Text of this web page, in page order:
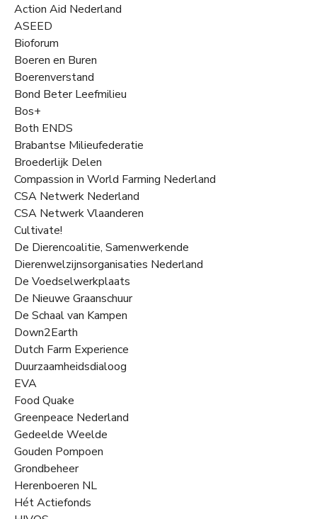
Action Aid Nederland
ASEED
Bioforum
Boeren en Buren
Boerenverstand
Bond Beter Leefmilieu
Bos+
Both ENDS
Brabantse Milieufederatie
Broederlijk Delen
Compassion in World Farming Nederland
CSA Netwerk Nederland
CSA Netwerk Vlaanderen
Cultivate!
De Dierencoalitie, Samenwerkende
Dierenwelzijnsorganisaties Nederland
De Voedselwerkplaats
De Nieuwe Graanschuur
De Schaal van Kampen
Down2Earth
Dutch Farm Experience
Duurzaamheidsdialoog
EVA
Food Quake
Greenpeace Nederland
Gedeelde Weelde
Gouden Pompoen
Grondbeheer
Herenboeren NL
Hét Actiefonds